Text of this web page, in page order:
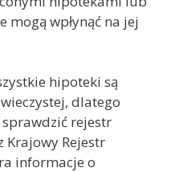
wpłynąć na jej
hipoteki są
dlatego
rejestr
Krajowy Rejestr
informacje o